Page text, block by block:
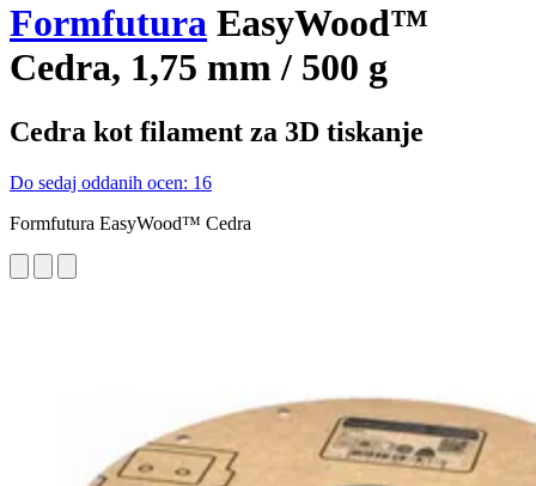
Formfutura EasyWood™
Cedra, 1,75 mm / 500 g
Cedra kot filament za 3D tiskanje
Do sedaj oddanih ocen: 16
Formfutura EasyWood™ Cedra